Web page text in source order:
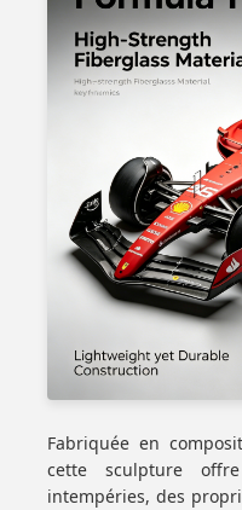
Fabriquée en
cette sculpture
intempéries, des